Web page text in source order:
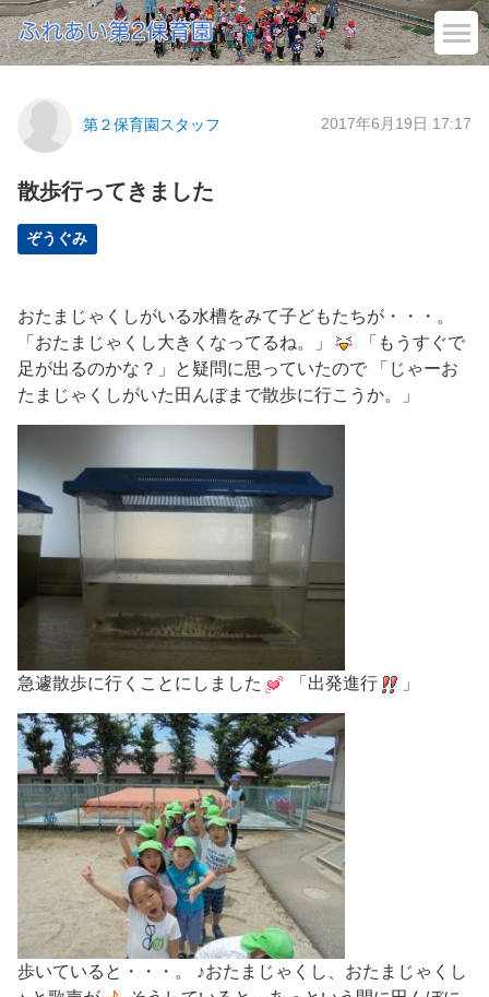
第２保育園スタッフ 2017年6月19日 17:17
散歩行ってきました
ぞうぐみ
おたまじゃくしがいる水槽をみて子どもたちが・・・。
「おたまじゃくし大きくなってるね。」
「もうすぐで
足が出るのかな？」と疑問に思っていたので 「じゃーお
たまじゃくしがいた田んぼまで散歩に行こうか。」
急遽散歩に行くことにしました 「出発進行 」
歩いていると・・・。 ♪おたまじゃくし、おたまじゃくし